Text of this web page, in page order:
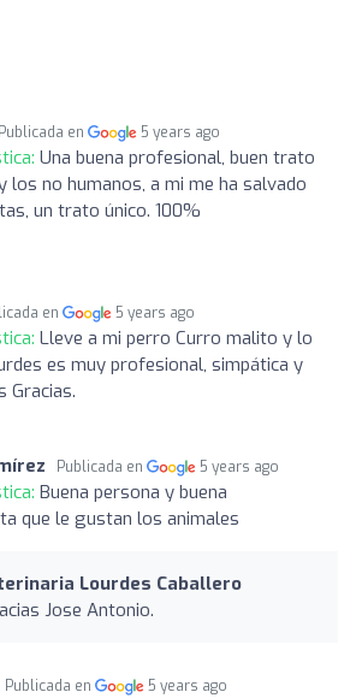
Publicada en 5 years ago
Una buena profesional, buen trato
los no humanos, a mi me ha salvado
un trato único. 100%
en 5 years ago
Lleve a mi perro Curro malito y lo
es muy profesional, simpática y
Gracias.
Publicada en 5 years ago
Buena persona y buena
que le gustan los animales
Lourdes Caballero
Jose Antonio.
Publicada en 5 years ago